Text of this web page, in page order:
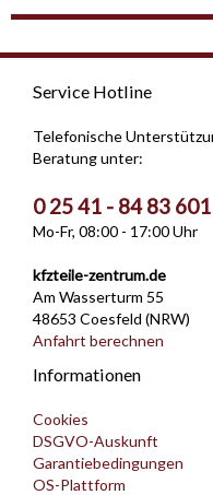
Service Hotline
Telefonische
Beratung unter:
0 25 41 - 84 83 601
Mo-Fr, 08:00 - 17:00 Uhr
kfzteile-zentrum.de
Am Wasserturm 55
48653 Coesfeld (NRW)
Anfahrt berechnen
Informationen
Cookies
DSGVO-Auskunft
Garantiebedingungen
OS-Plattform